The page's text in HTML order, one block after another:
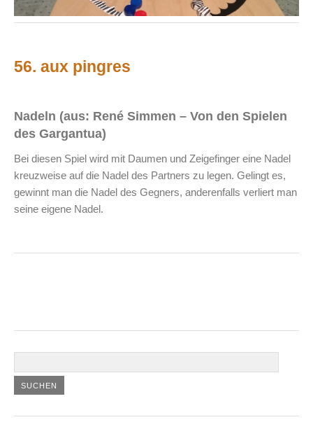
56. aux pingres
Nadeln (aus: René Simmen – Von den Spielen
des Gargantua)
Bei diesen Spiel wird mit Daumen und Zeigefinger eine Nadel
kreuzweise auf die Nadel des Partners zu legen. Gelingt es,
gewinnt man die Nadel des Gegners, anderenfalls verliert man
seine eigene Nadel.